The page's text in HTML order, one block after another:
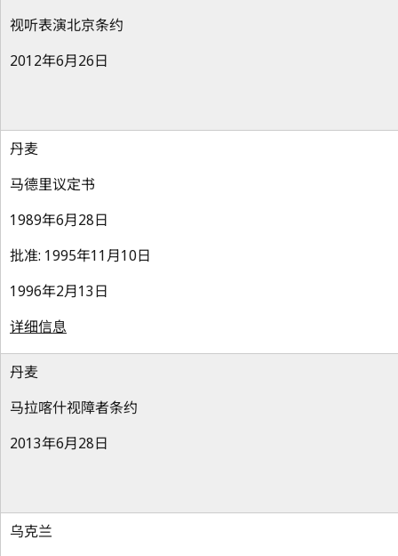
视听表演北京条约
2012年6月26日
丹麦
马德里议定书
1989年6月28日
批准: 1995年11月10日
1996年2月13日
详细信息
丹麦
马拉喀什视障者条约
2013年6月28日
乌克兰